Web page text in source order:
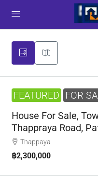
FEATURED FOR
House For Sale,
Thappraya Road,
Thappaya
฿2,300,000